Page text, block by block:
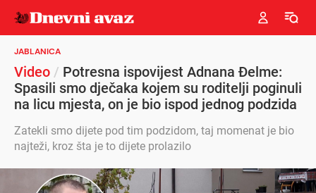
JABLANICA
Video / Potresna ispovijest Adnana Đelme:
Spasili smo dječaka kojem su roditelji poginuli
na licu mjesta, on je bio ispod jednog podzida
Zatekli smo dijete pod tim podzidom, taj momenat je bio
najteži, kroz šta je to dijete prolazilo